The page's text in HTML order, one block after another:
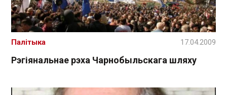
Рэгіянальнае рэха Чарнобыльскага шляху
Палітыка 17.04.2009